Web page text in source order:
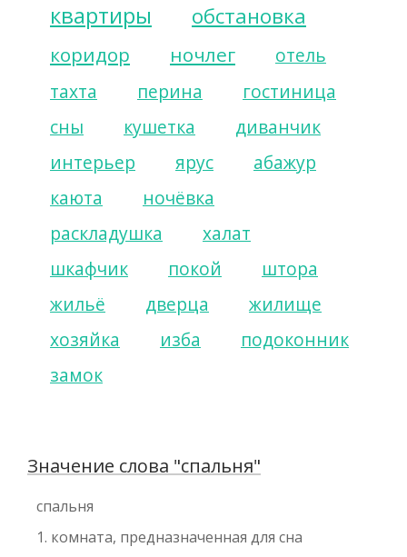
квартиры обстановка
коридор ночлег
отель
тахта
перина
гостиница
сны
кушетка
диванчик
интерьер
ярус
абажур
каюта
ночёвка
раскладушка
халат
шкафчик
покой
штора
жильё
дверца
жилище
хозяйка
изба
подоконник
замок
Значение слова "спальня"
спальня
1. комната, предназначенная для сна